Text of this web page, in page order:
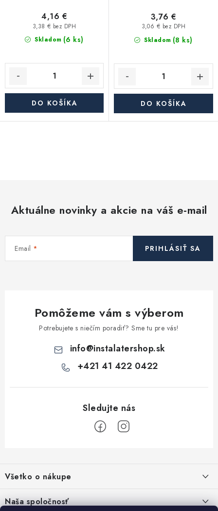
Skladom (6 ks)
3,38 € bez DPH
4,16 €
DO KOŠÍKA
Skladom (8 ks)
3,06 € bez DPH
3,76 €
DO KOŠÍKA
i
p
u
Aktuálne novinky a akcie na váš e-mail
Email PRIHLÁSIŤ SA
Pomôžeme vám s výberom
Potrebujete s niečím poradiť? Sme tu pre vás!
info@instalatershop.sk
+421 41 422 0422
p
ä
Všetko o nákupe
Naša spoločnosť